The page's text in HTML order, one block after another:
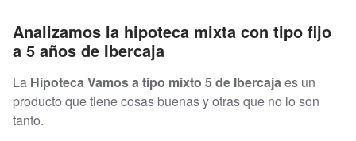
Analizamos la hipoteca mixta con tipo fijo
a 5 años de Ibercaja
La Hipoteca Vamos a tipo mixto 5 de Ibercaja es un
producto que tiene cosas buenas y otras que no lo son
tanto.